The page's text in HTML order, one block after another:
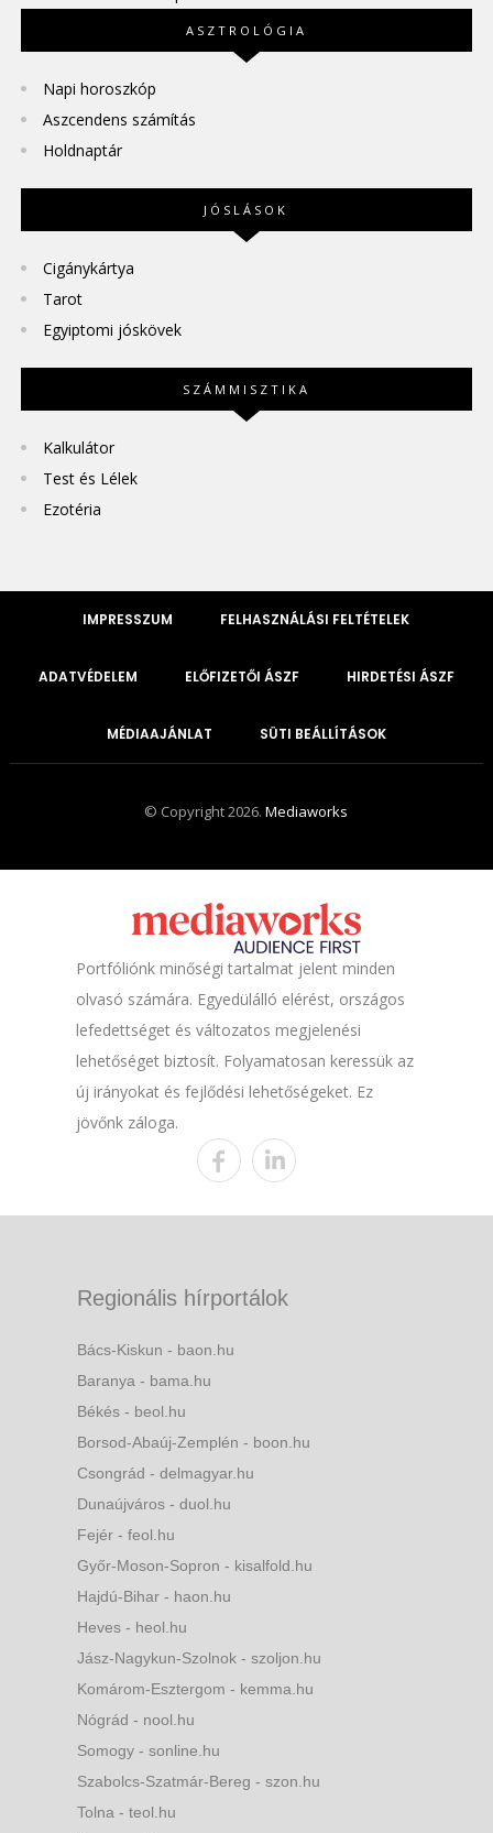
ASZTROLÓGIA
Napi horoszkóp
Aszcendens számítás
Holdnaptár
JÓSLÁSOK
Cigánykártya
Tarot
Egyiptomi jóskövek
SZÁMMISZTIKA
Kalkulátor
Test és Lélek
Ezotéria
IMPRESSZUM FELHASZNÁLÁSI FELTÉTELEK
ADATVÉDELEM ELŐFIZETŐI ÁSZF HIRDETÉSI ÁSZF
MÉDIAAJÁNLAT SÜTI BEÁLLÍTÁSOK
© Copyright 2026.Mediaworks
Portfóliónk minőségi tartalmat jelent minden
olvasó számára. Egyedülálló elérést, országos
lefedettséget és változatos megjelenési
lehetőséget biztosít. Folyamatosan keressük az
új irányokat és fejlődési lehetőségeket. Ez
jövőnk záloga.
Regionális hírportálok
Bács-Kiskun - baon.hu
Baranya - bama.hu
Békés - beol.hu
Borsod-Abaúj-Zemplén - boon.hu
Csongrád - delmagyar.hu
Dunaújváros - duol.hu
Fejér - feol.hu
Győr-Moson-Sopron - kisalfold.hu
Hajdú-Bihar - haon.hu
Heves - heol.hu
Jász-Nagykun-Szolnok - szoljon.hu
Komárom-Esztergom - kemma.hu
Nógrád - nool.hu
Somogy - sonline.hu
Szabolcs-Szatmár-Bereg - szon.hu
Tolna - teol.hu